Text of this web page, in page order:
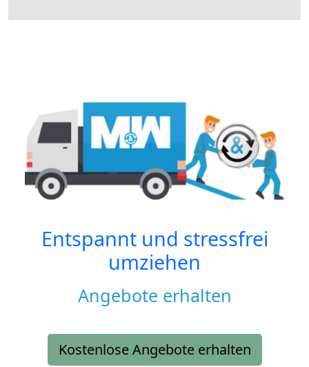
Entspannt und stressfrei
umziehen
Angebote erhalten
Kostenlose Angebote erhalten